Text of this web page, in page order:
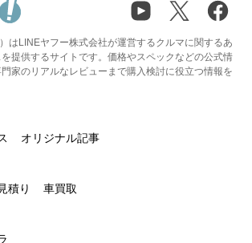
はLINEヤフー株式会社が運営するクルマに関するあ
提供するサイトです。価格やスペックなどの公式情
家のリアルなレビューまで購入検討に役立つ情報を
オリジナル記事
積り 車買取